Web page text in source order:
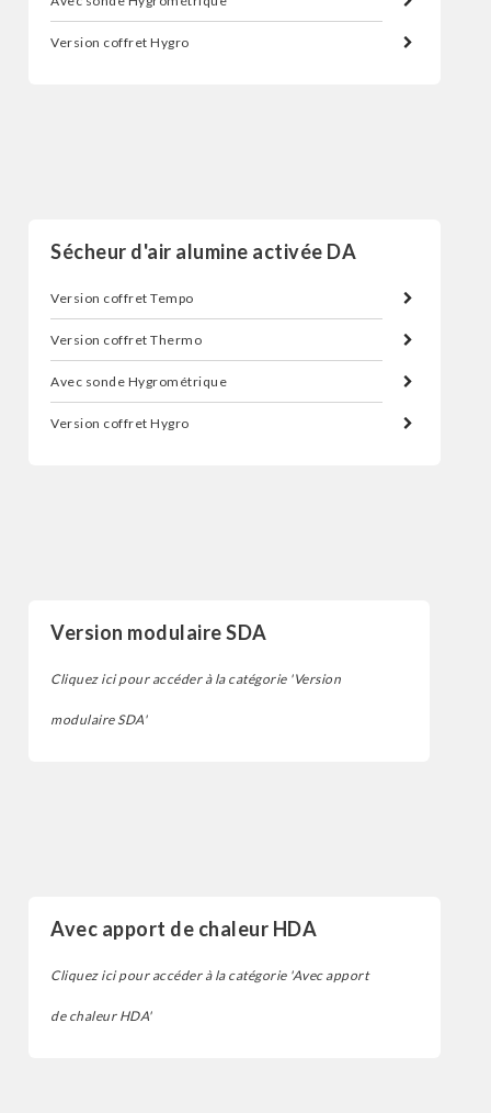
Version coffret Hygro
Sécheur d'air alumine activée DA
Version coffret Tempo
Version coffret Thermo
Avec sonde Hygrométrique
Version coffret Hygro
Version modulaire SDA
Cliquez ici pour accéder à la catégorie 'Version
modulaire SDA'
Avec apport de chaleur HDA
Cliquez ici pour accéder à la catégorie 'Avec apport
de chaleur HDA'